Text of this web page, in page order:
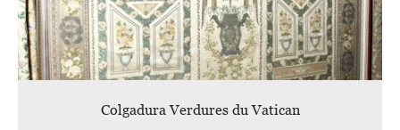
Colgadura Verdures du Vatican